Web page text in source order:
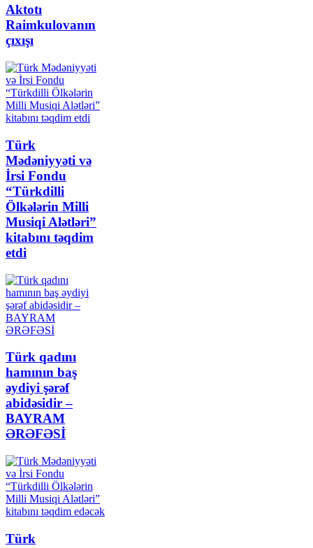
Aktotı
Raimkulovanın
çıxışı
Türk
Mədəniyyəti və
İrsi Fondu
“Türkdilli
Ölkələrin Milli
Musiqi Alətləri”
kitabını təqdim
etdi
Türk qadını
hamının baş
əydiyi şərəf
abidəsidir –
BAYRAM
ƏRƏFƏSİ
Türk